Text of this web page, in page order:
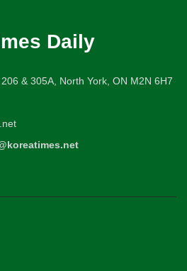
Daily
& 305A, North York, ON M2N 6H7